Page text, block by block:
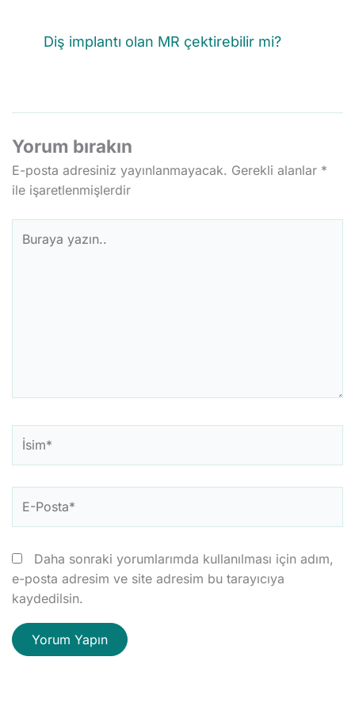
Diş implantı olan MR çektirebilir mi?
Yorum bırakın
E-posta adresiniz yayınlanmayacak. Gerekli alanlar *
ile işaretlenmişlerdir
yazın..
Posta*
Daha sonraki yorumlarımda kullanılması için adım,
e-posta adresim ve site adresim bu tarayıcıya
kaydedilsin.